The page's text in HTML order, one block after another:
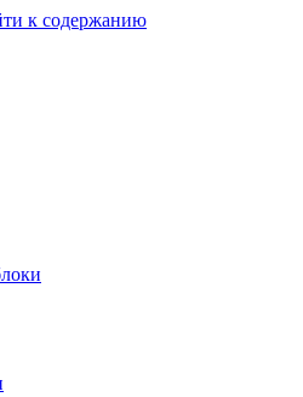
к содержанию